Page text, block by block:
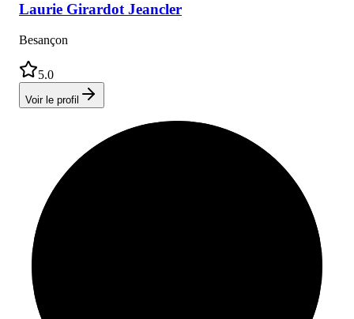
Laurie Girardot Jeancler
Besançon
5.0
Voir le profil